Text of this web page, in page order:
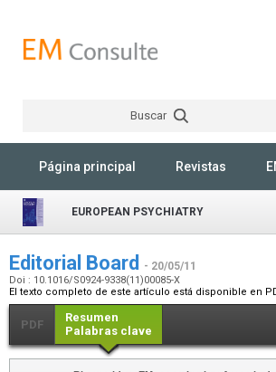
Buscar
Página principal Revistas
EUROPEAN PSYCHIATRY
Editorial Board - 20/05/11
Doi : 10.1016/S0924-9338(11)00085-X
El texto completo de este artículo está disponible en
PDF
Resumen
Palabras clave